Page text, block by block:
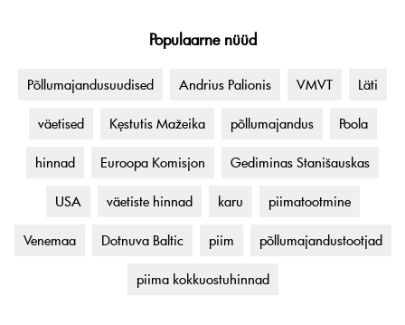
Populaarne nüüd
Põllumajandusuudised Andrius Palionis VMVT Läti
väetised Kęstutis Mažeika põllumajandus Poola
hinnad Euroopa Komisjon Gediminas Stanišauskas
USA väetiste hinnad karu piimatootmine
Venemaa Dotnuva Baltic piim põllumajandustootjad
piima kokkuostuhinnad